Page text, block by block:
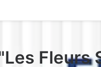
Fleurs